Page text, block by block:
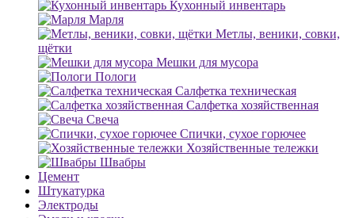
Кухонный инвентарь
Марля
Метлы, веники, совки,
щётки
Мешки для мусора
Пологи
Салфетка техническая
Салфетка хозяйственная
Свеча
Спички, сухое горючее
Хозяйственные тележки
Швабры
Цемент
Штукатурка
Электроды